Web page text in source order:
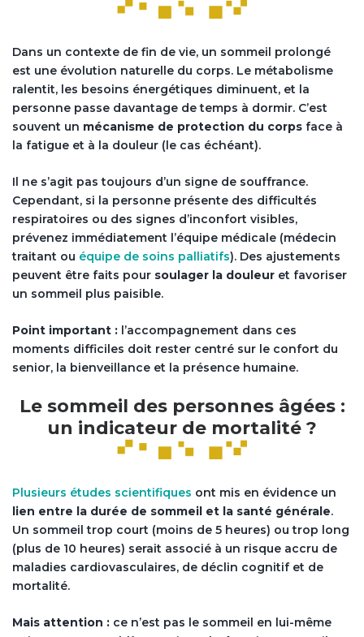
Dans un contexte de fin de vie, un sommeil prolongé
est une évolution naturelle du corps. Le métabolisme
ralentit, les besoins énergétiques diminuent, et la
personne passe davantage de temps à dormir. C’est
souvent un mécanisme de protection du corps face à
la fatigue et à la douleur (le cas échéant).
Il ne s’agit pas toujours d’un signe de souffrance.
Cependant, si la personne présente des difficultés
respiratoires ou des signes d’inconfort visibles,
prévenez immédiatement l’équipe médicale (médecin
traitant ou équipe de soins palliatifs). Des ajustements
peuvent être faits pour soulager la douleur et favoriser
un sommeil plus paisible.
Point important : l’accompagnement dans ces
moments difficiles doit rester centré sur le confort du
senior, la bienveillance et la présence humaine.
Le sommeil des personnes âgées :
un indicateur de mortalité ?
Plusieurs études scientifiques ont mis en évidence un
lien entre la durée de sommeil et la santé générale.
Un sommeil trop court (moins de 5 heures) ou trop long
(plus de 10 heures) serait associé à un risque accru de
maladies cardiovasculaires, de déclin cognitif et de
mortalité.
Mais attention : ce n’est pas le sommeil en lui-même